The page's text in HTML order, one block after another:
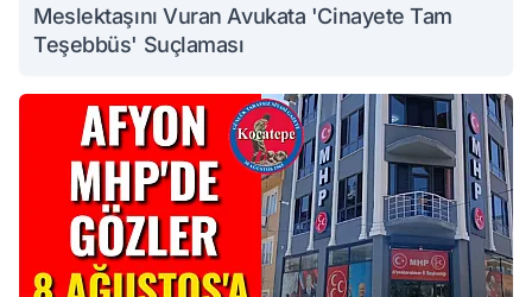
Meslektaşını Vuran Avukata 'Cinayete Tam
Teşebbüs' Suçlaması